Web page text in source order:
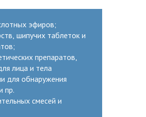
эфиров;
шипучих таблеток и
препаратов,
лица и тела
для обнаружения
пр.
смесей и